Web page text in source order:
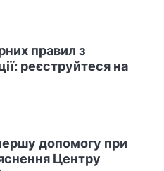
правил з
реєструйтеся на
допомогу при
Центру